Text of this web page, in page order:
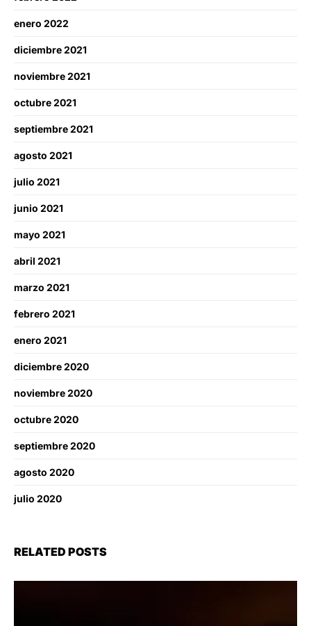
enero 2022
diciembre 2021
noviembre 2021
octubre 2021
septiembre 2021
agosto 2021
julio 2021
junio 2021
mayo 2021
abril 2021
marzo 2021
febrero 2021
enero 2021
diciembre 2020
noviembre 2020
octubre 2020
septiembre 2020
agosto 2020
julio 2020
RELATED POSTS